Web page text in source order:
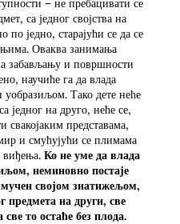
– не пребацивати се
са једног својства на
по једно, старајући се да се
њима. Оваква занимања
забављању и површности
научиће га да влада
Тако дете неће
једног на друго, неће се,
свакојаким представама,
и смућујући се плимама
виђења. Ко не уме да влада
неминовно постаје
мучен својом знатижељом,
предмета на други, све
то остаће без плода.